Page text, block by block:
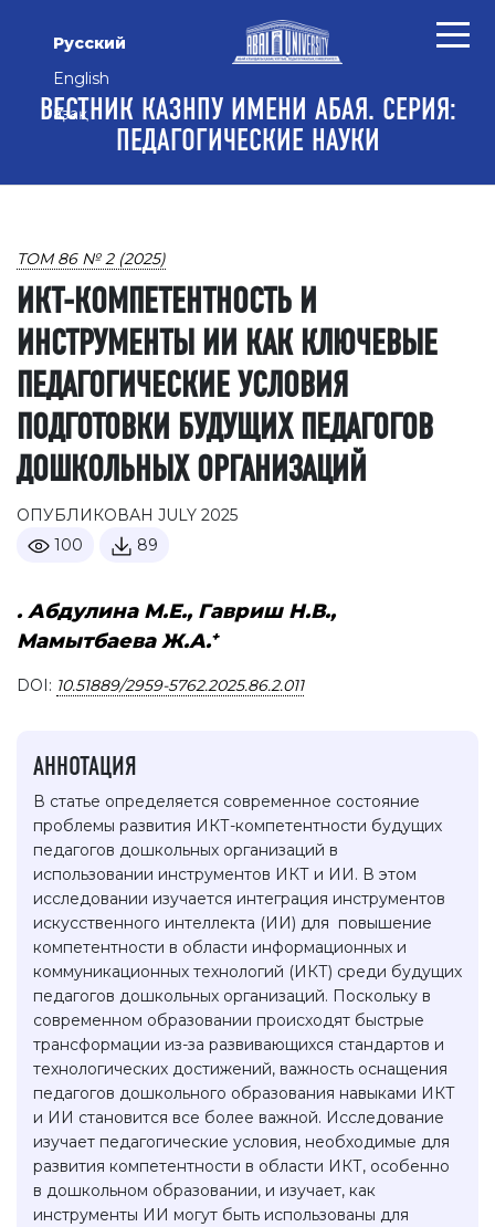
Русский
English
Қазақ
ВЕСТНИК КАЗНПУ ИМЕНИ АБАЯ. СЕРИЯ:
ПЕДАГОГИЧЕСКИЕ НАУКИ
ТОМ 86 № 2 (2025)
ИКТ-КОМПЕТЕНТНОСТЬ И
ИНСТРУМЕНТЫ ИИ КАК КЛЮЧЕВЫЕ
ПЕДАГОГИЧЕСКИЕ УСЛОВИЯ
ПОДГОТОВКИ БУДУЩИХ ПЕДАГОГОВ
ДОШКОЛЬНЫХ ОРГАНИЗАЦИЙ
ОПУБЛИКОВАН JULY 2025
100
89
. Абдулина М.Е., Гавриш Н.В.,
Мамытбаева Ж.А.+
DOI: 10.51889/2959-5762.2025.86.2.011
АННОТАЦИЯ
В статье определяется современное состояние
проблемы развития ИКТ-компетентности будущих
педагогов дошкольных организаций в
использовании инструментов ИКТ и ИИ. В этом
исследовании изучается интеграция инструментов
искусственного интеллекта (ИИ) для повышение
компетентности в области информационных и
коммуникационных технологий (ИКТ) среди будущих
педагогов дошкольных организаций. Поскольку в
современном образовании происходят быстрые
трансформации из-за развивающихся стандартов и
технологических достижений, важность оснащения
педагогов дошкольного образования навыками ИКТ
и ИИ становится все более важной. Исследование
изучает педагогические условия, необходимые для
развития компетентности в области ИКТ, особенно
в дошкольном образовании, и изучает, как
инструменты ИИ могут быть использованы для